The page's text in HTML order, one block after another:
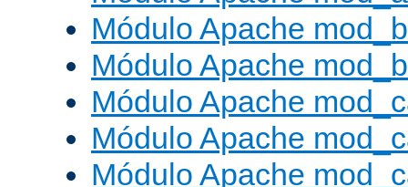
Módulo Apache
Módulo Apache
Módulo Apache
Módulo Apache
Módulo Apache